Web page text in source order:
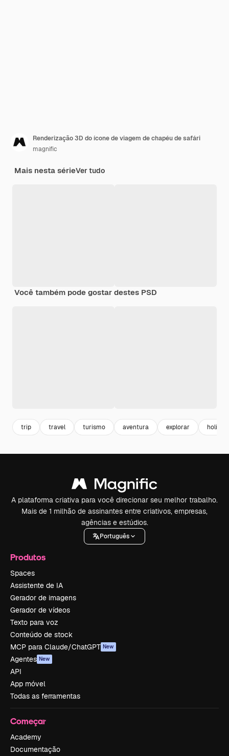
Renderização 3D do ícone de viagem de chapéu de safári
magnific
Mais nesta sérieVer tudo
Você também pode gostar destes PSD
trip travel turismo aventura explorar holiday
A plataforma criativa para você direcionar seu melhor trabalho.
Mais de 1 milhão de assinantes entre criativos, empresas,
agências e estúdios.
Português
Produtos
Spaces
Assistente de IA
Gerador de imagens
Gerador de vídeos
Texto para voz
Conteúdo de stock
MCP para Claude/ChatGPT New
Agentes New
API
App móvel
Todas as ferramentas
Começar
Academy
Documentação